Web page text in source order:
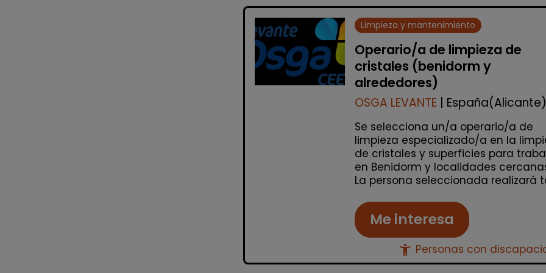
Limpieza y mantenimiento
Operario/a de limpieza de
cristales (benidorm y
alrededores)
OSGA LEVANTE | España(Alicante)
Se selecciona un/a operario/a de
limpieza especializado/a en la
de cristales y superficies para
en Benidorm y localidades
La persona seleccionada realizará
Me interesa
accessibility_new Personas con